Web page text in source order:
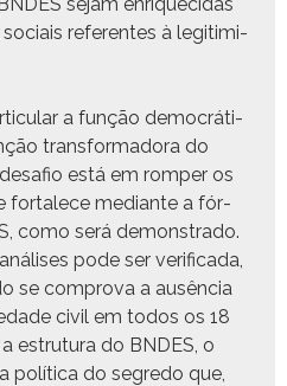
ref­er­entes à legit­im­i­
a função democráti­
trans­for­mado­ra do
está em romper os
for­t­alece medi­ante a fór­
como será demon­stra­do.
pode ser ver­i­fi­ca­da,
se com­pro­va a ausên­cia
civ­il em todos os 18
estru­tu­ra do BNDES, o
políti­ca do seg­re­do que,